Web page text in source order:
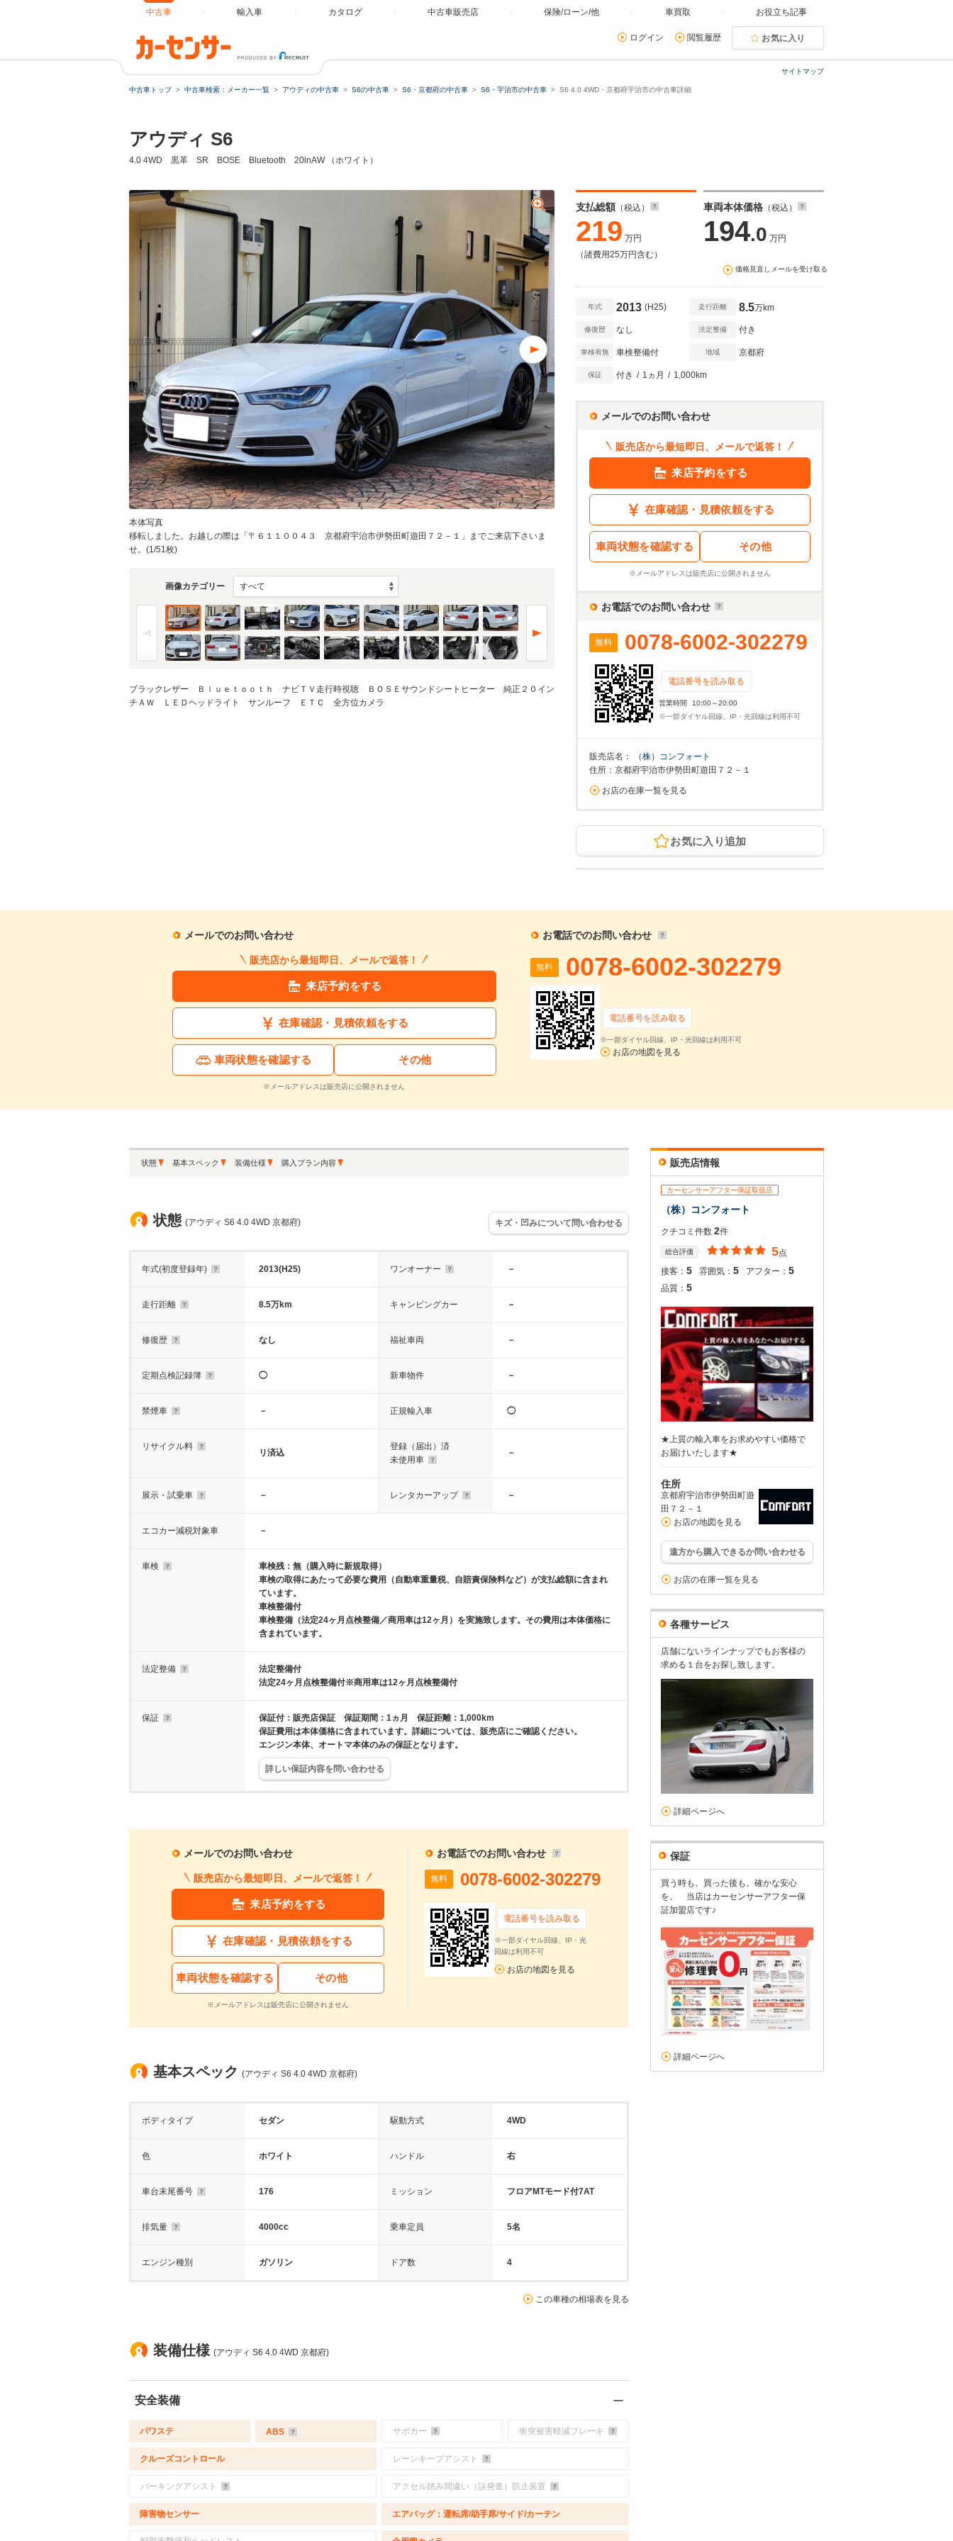
中古車 輸入車 カタログ 中古車販売店 保険/ローン/他 車買取 お役立ち記事
ログイン 閲覧履歴 お気に入り
サイトマップ
中古車トップ 中古車検索：メーカー一覧 アウディの中古車 S6の中古車 S6・京都府の中古車 S6・宇治市の中古車 S6 4.0 4WD・京都府宇治市の中古車詳細
アウディ S6
4.0 4WD 黒革 SR BOSE Bluetooth 20inAW （ホワイト）
本体写真
移転しました。お越しの際は「〒６１１００４３ 京都府宇治市伊勢田町遊田７２－１」までご来店下さいま
せ。(1/51枚)
画像カテゴリー
ブラックレザー Ｂｌｕｅｔｏｏｔｈ ナビＴＶ走行時視聴 ＢＯＳＥサウンドシートヒーター 純正２０イン
チＡＷ ＬＥＤヘッドライト サンルーフ ＥＴＣ 全方位カメラ
支払総額 （税込）
219 万円
（諸費用25万円含む）
車両本体価格 （税込）
194.0 万円
価格見直しメールを受け取る
年式 2013 (H25) 走行距離 8.5万km
修復歴 なし 法定整備 付き
車検有無 車検整備付 地域 京都府
保証 付き / 1ヵ月 / 1,000km
メールでのお問い合わせ
販売店から最短即日、メールで返答！
来店予約をする
在庫確認・見積依頼をする
車両状態を確認する その他
※メールアドレスは販売店に公開されません
お電話でのお問い合わせ
無料 0078-6002-302279
電話番号を読み取る
営業時間
10:00～20:00
※一部ダイヤル回線、IP・光回線は利用不可
販売店名：
（株）コンフォート
住所：京都府宇治市伊勢田町遊田７２－１
お店の在庫一覧を見る
お気に入り追加
メールでのお問い合わせ
販売店から最短即日、メールで返答！
来店予約をする
在庫確認・見積依頼をする
車両状態を確認する その他
※メールアドレスは販売店に公開されません
お電話でのお問い合わせ
無料 0078-6002-302279
電話番号を読み取る
※一部ダイヤル回線、IP・光回線は利用不可
お店の地図を見る
状態 基本スペック 装備仕様 購入プラン内容
状態 (アウディ S6 4.0 4WD 京都府) キズ・凹みについて問い合わせる
年式(初度登録年) 2013(H25) ワンオーナー －
走行距離 8.5万km キャンピングカー －
修復歴 なし 福祉車両 －
定期点検記録簿 ◯ 新車物件 －
禁煙車 － 正規輸入車 ◯
リサイクル料
リ済込
登録（届出）済
未使用車
－
展示・試乗車 － レンタカーアップ －
エコカー減税対象車 －
車検
車検残：無（購入時に新規取得）
車検の取得にあたって必要な費用（自動車重量税、自賠責保険料など）が支払総額に含まれ
ています。
車検整備付
車検整備（法定24ヶ月点検整備／商用車は12ヶ月）を実施致します。その費用は本体価格に
含まれています。
法定整備
法定整備付
法定24ヶ月点検整備付※商用車は12ヶ月点検整備付
保証
保証付：販売店保証 保証期間：1ヵ月 保証距離：1,000km
保証費用は本体価格に含まれています。詳細については、販売店にご確認ください。
エンジン本体、オートマ本体のみの保証となります。
詳しい保証内容を問い合わせる
メールでのお問い合わせ
販売店から最短即日、メールで返答！
来店予約をする
在庫確認・見積依頼をする
車両状態を確認する その他
※メールアドレスは販売店に公開されません
お電話でのお問い合わせ
無料 0078-6002-302279
電話番号を読み取る
※一部ダイヤル回線、IP・光
回線は利用不可
お店の地図を見る
基本スペック (アウディ S6 4.0 4WD 京都府)
ボディタイプ セダン 駆動方式 4WD
色 ホワイト ハンドル 右
車台末尾番号 176 ミッション フロアMTモード付7AT
排気量 4000cc 乗車定員 5名
エンジン種別 ガソリン ドア数 4
この車種の相場表を見る
装備仕様 (アウディ S6 4.0 4WD 京都府)
安全装備
パワステ ABS サポカー 衝突被害軽減ブレーキ
クルーズコントロール レーンキープアシスト
パーキングアシスト アクセル踏み間違い（誤発進）防止装置
障害物センサー エアバッグ：運転席/助手席/サイド/カーテン
販売店情報
カーセンサーアフター保証取扱店
（株）コンフォート
クチコミ件数 2件
総合評価 5点
接客： 5 雰囲気： 5 アフター： 5
品質： 5
★上質の輸入車をお求めやすい価格で
お届けいたします★
住所
京都府宇治市伊勢田町遊
田７２－１
お店の地図を見る
遠方から購入できるか問い合わせる
お店の在庫一覧を見る
各種サービス
店舗にないラインナップでもお客様の
求める１台をお探し致します。
詳細ページへ
保証
買う時も。買った後も。確かな安心
を。 当店はカーセンサーアフター保
証加盟店です♪
詳細ページへ